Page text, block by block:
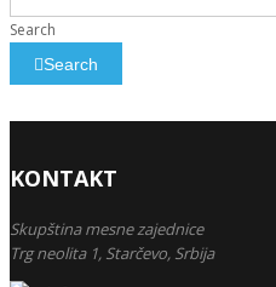
Search
Search
KONTAKT
Skupština mesne zajednice
Trg neolita 1, Starčevo, Srbija